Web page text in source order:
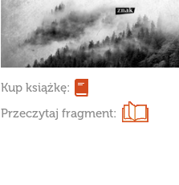
Kup książkę:
Przeczytaj fragment: